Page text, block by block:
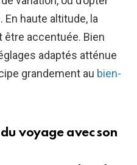
haute altitude, la
accentuée. Bien
adaptés atténue
grandement au bien-
voyage avec son